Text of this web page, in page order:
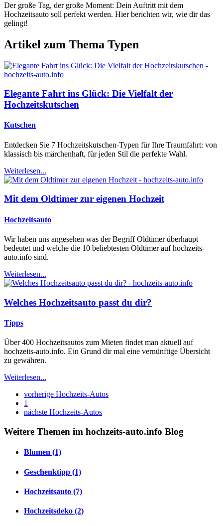
Der große Tag, der große Moment: Dein Auftritt mit dem
Hochzeitsauto soll perfekt werden. Hier berichten wir, wie dir das
gelingt!
Artikel zum Thema Typen
Elegante Fahrt ins Glück: Die Vielfalt der
Hochzeitskutschen
Kutschen
Entdecken Sie 7 Hochzeitskutschen-Typen für Ihre Traumfahrt: von
klassisch bis märchenhaft, für jeden Stil die perfekte Wahl.
Weiterlesen...
Mit dem Oldtimer zur eigenen Hochzeit
Hochzeitsauto
Wir haben uns angesehen was der Begriff Oldtimer überhaupt
bedeutet und welche die 10 beliebtesten Oldtimer auf hochzeits-
auto.info sind.
Weiterlesen...
Welches Hochzeitsauto passt du dir?
Tipps
Über 400 Hochzeitsautos zum Mieten findet man aktuell auf
hochzeits-auto.info. Ein Grund dir mal eine vernünftige Übersicht
zu gewähren.
Weiterlesen...
vorherige Hochzeits-Autos
1
nächste Hochzeits-Autos
Weitere Themen im hochzeits-auto.info Blog
Blumen (1)
Geschenktipp (1)
Hochzeitsauto (7)
Hochzeitsdeko (2)